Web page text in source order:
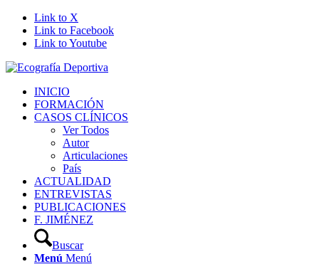
Link to X
Link to Facebook
Link to Youtube
INICIO
FORMACIÓN
CASOS CLÍNICOS
Ver Todos
Autor
Articulaciones
País
ACTUALIDAD
ENTREVISTAS
PUBLICACIONES
F. JIMÉNEZ
Buscar
Menú Menú